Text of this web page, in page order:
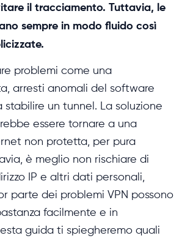
il tracciamento. Tuttavia, le
sempre in modo fluido così
problemi come una
arresti anomali del software
stabilire un tunnel. La soluzione
essere tornare a una
non protetta, per pura
è meglio non rischiare di
IP e altri dati personali,
parte dei problemi VPN possono
facilmente e in
guida ti spiegheremo quali